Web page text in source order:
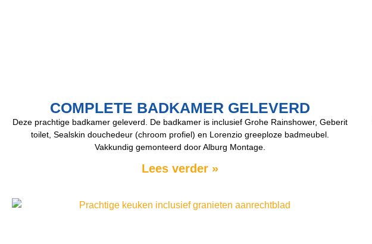
COMPLETE BADKAMER GELEVERD
Deze prachtige badkamer geleverd. De badkamer is inclusief Grohe Rainshower, Geberit
toilet, Sealskin douchedeur (chroom profiel) en Lorenzio greeploze badmeubel.
Vakkundig gemonteerd door Alburg Montage.
Lees verder »